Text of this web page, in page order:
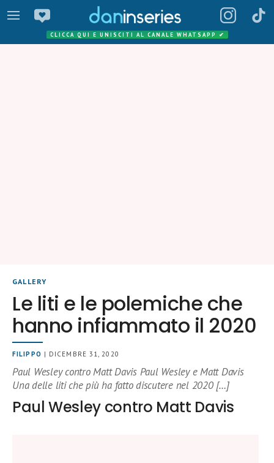
CLICCA QUI E UNISCITI AL CANALE WHATSAPP ✔
GALLERY
Le liti e le polemiche che
hanno infiammato il 2020
FILIPPO | DICEMBRE 31, 2020
Paul Wesley contro Matt Davis Paul Wesley e Matt Davis
Una delle liti che più ha fatto discutere nel 2020 […]
Paul Wesley contro Matt Davis